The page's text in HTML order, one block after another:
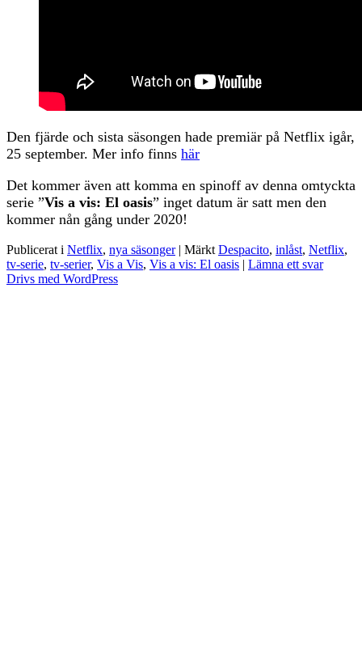
Den fjärde och sista säsongen hade premiär på Netflix igår,
25 september. Mer info finns här
Det kommer även att komma en spinoff av denna omtyckta
serie ”Vis a vis: El oasis” inget datum är satt men den
kommer nån gång under 2020!
Publicerat i Netflix, nya säsonger | Märkt Despacito, inlåst, Netflix,
tv-serie, tv-serier, Vis a Vis, Vis a vis: El oasis | Lämna ett svar
Drivs med WordPress